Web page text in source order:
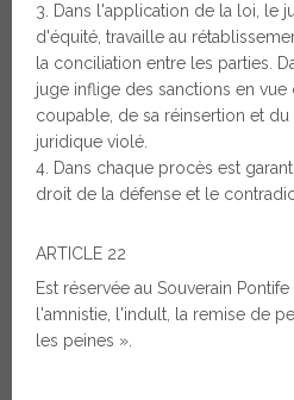
Dans l'application de la loi, le
d'équité, travaille au
la conciliation entre les parties.
juge inflige des sanctions en vue
coupable, de sa réinsertion et
juridique violé.
Dans chaque procès est
droit de la défense et le
ARTICLE 22
Est réservée au Souverain
l'amnistie, l'indult, la remise de
les peines ».